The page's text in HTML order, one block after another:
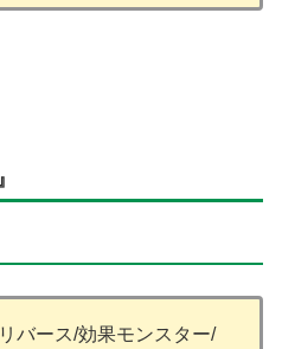
バース/効果モンスター/